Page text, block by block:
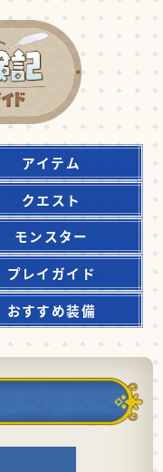
アイテム
クエスト
モンスター
プレイガイド
おすすめ装備